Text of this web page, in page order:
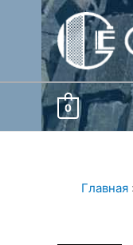
Перейти
содержимому
0
Главная